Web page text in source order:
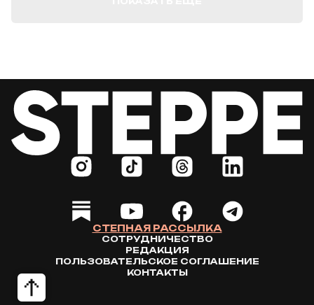
СТЕПНАЯ РАССЫЛКА
СОТРУДНИЧЕСТВО
РЕДАКЦИЯ
ПОЛЬЗОВАТЕЛЬСКОЕ СОГЛАШЕНИЕ
КОНТАКТЫ